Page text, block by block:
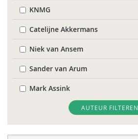
KNMG
Catelijne Akkermans
Niek van Ansem
Sander van Arum
Mark Assink
Herman Baartman
Paul Baeten
AUTEUR FILTEREN